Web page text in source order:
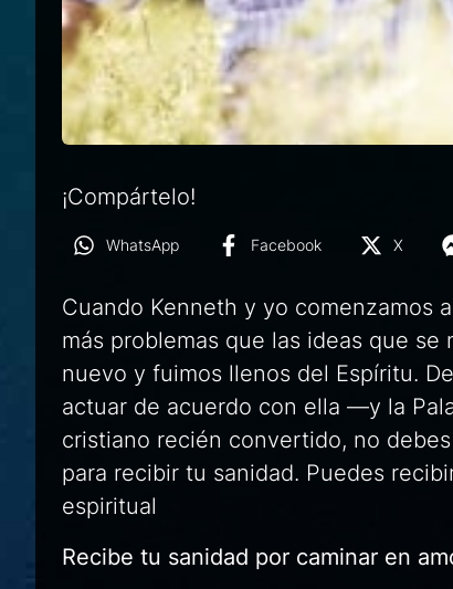
¡Compártelo!
WhatsApp Facebook X
Cuando Kenneth y yo comenzamos
más problemas que las ideas que
nuevo y fuimos llenos del Espíritu.
actuar de acuerdo con ella —y la
cristiano recién convertido, no
para recibir tu sanidad. Puedes
espiritual
Recibe tu sanidad por caminar en